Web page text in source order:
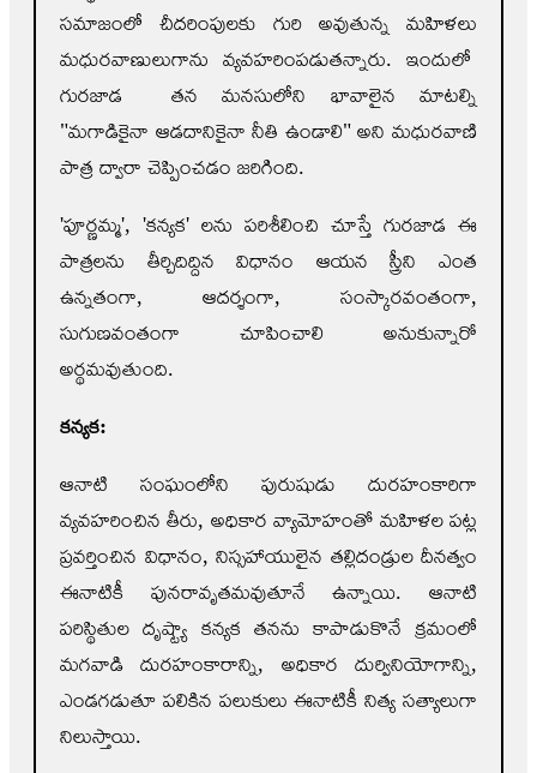
సమాజంలో చీదరింపులకు గురి అవుతున్న మహిళలు
మధురవాణులుగాను వ్యవహరింపడుతన్నారు. ఇందులో
గురజాడ తన మనసులోని భావాలైన మాటల్ని
"మగాడికైనా ఆడదానికైనా నీతి ఉండాలి" అని మధురవాణి
పాత్ర ద్వారా చెప్పించడం జరిగింది.
'పూర్ణమ్మ', 'కన్యక' లను పరిశీలించి చూస్తే గురజాడ ఈ
పాత్రలను తీర్చిదిద్దిన విధానం ఆయన స్త్రీని ఎంత
ఉన్నతంగా, ఆదర్శంగా, సంస్కారవంతంగా,
సుగుణవంతంగా చూపించాలి అనుకున్నారో
అర్థమవుతుంది.
కన్యక:
ఆనాటి సంఘంలోని పురుషుడు దురహంకారిగా
వ్యవహరించిన తీరు, అధికార వ్యామోహంతో మహిళల పట్ల
ప్రవర్తించిన విధానం, నిస్సహాయులైన తల్లిదండ్రుల దీనత్వం
ఈనాటికీ పునరావృతమవుతూనే ఉన్నాయి. ఆనాటి
పరిస్థితుల దృష్ట్యా కన్యక తనను కాపాడుకొనే క్రమంలో
మగవాడి దురహంకారాన్ని, అధికార దుర్వినియోగాన్ని,
ఎండగడుతూ పలికిన పలుకులు ఈనాటికీ నిత్య సత్యాలుగా
నిలుస్తాయి.